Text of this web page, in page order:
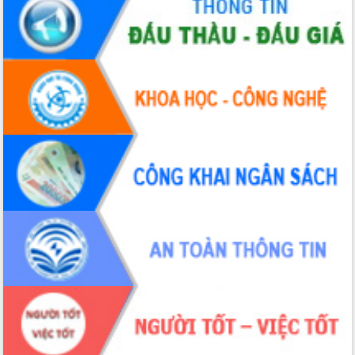
Hội thảo khoa học “Giải pháp thúc đẩy
phát triển nền kinh tế xanh tại tỉnh
Đắk Lắk”
Tăng cường giám sát, đôn đốc thực
hiện nhiệm vụ quản lý tài sản công
hàng tuần
Tháo gỡ những vướng mắc, đẩy mạnh
công tác cải cách thủ tục hành chính
tại Trung tâm Phục vụ hành chính
công tỉnh
Đắk Lắk: Tôn vinh 46 giải pháp tại Hội
thi Sáng tạo Kỹ thuật 2024 - 2025
Đắk Lắk rà soát, điều chỉnh Đề án 190
về phát triển nuôi trồng thủy sản
Phó Chủ tịch UBND tỉnh Đắk Lắk
Trương Công Thái kiểm tra thực địa
Dự án cao tốc Khánh Hòa - Buôn Ma
Thuột
Định vị cà phê Việt Nam như một “di
sản sống” trong dòng chảy toàn cầu